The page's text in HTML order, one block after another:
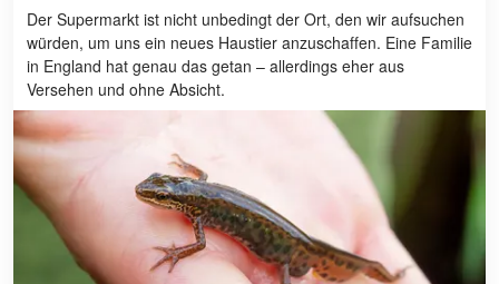
Der Supermarkt ist nicht unbedingt der Ort, den wir aufsuchen
würden, um uns ein neues Haustier anzuschaffen. Eine Familie
in England hat genau das getan – allerdings eher aus
Versehen und ohne Absicht.